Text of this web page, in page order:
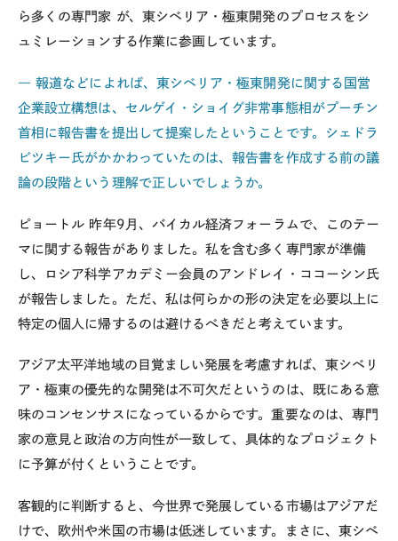
ら多くの専門家 が、東シベリア・極東開発のプロセスをシ
ュミレーションする作業に参画しています。
― 報道などによれば、東シベリア・極東開発に関する国営
企業設立構想は、セルゲイ・ショイグ非常事態相がプーチン
首相に報告書を提出して提案したということです。シェドラ
ビツキー氏がかかわっていたのは、報告書を作成する前の議
論の段階という理解で正しいでしょうか。
ピョートル 昨年9月、バイカル経済フォーラムで、このテー
マに関する報告がありました。私を含む多く専門家が準備
し、ロシア科学アカデミー会員のアンドレイ・ココーシン氏
が報告しました。ただ、私は何らかの形の決定を必要以上に
特定の個人に帰するのは避けるべきだと考えています。
アジア太平洋地域の目覚ましい発展を考慮すれば、東シベリ
ア・極東の優先的な開発は不可欠だというのは、既にある意
味のコンセンサスになっているからです。重要なのは、専門
家の意見と政治の方向性が一致して、具体的なプロジェクト
に予算が付くということです。
客観的に判断すると、今世界で発展している市場はアジアだ
けで、欧州や米国の市場は低迷しています。まさに、東シベ